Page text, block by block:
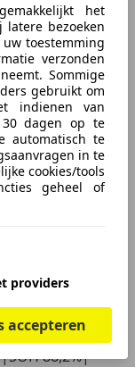
het
bezoeken
toestemming
verzonden
Sommige
gebruikt om
indienen van
30 dagen op te
automatisch te
in te
cookies/tools
geheel of
providers
accepteren
88,2%|